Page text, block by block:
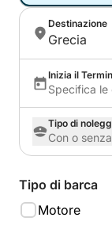
Destinazione
Grecia
Inizia il
Specifica le
Tipo di
Con o
Tipo di barca
Motore